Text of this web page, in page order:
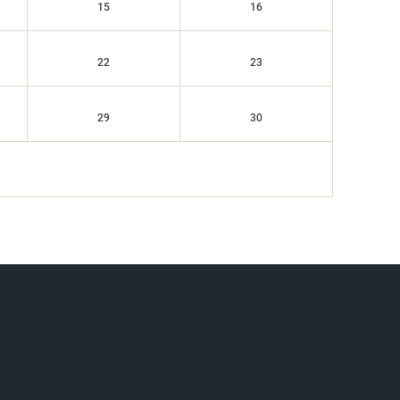
15 16
22 23
29 30